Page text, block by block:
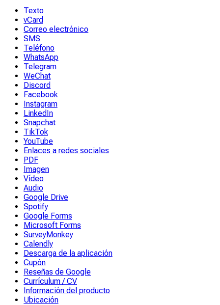
Texto
vCard
Correo electrónico
SMS
Teléfono
WhatsApp
Telegram
WeChat
Discord
Facebook
Instagram
LinkedIn
Snapchat
TikTok
YouTube
Enlaces a redes sociales
PDF
Imagen
Vídeo
Audio
Google Drive
Spotify
Google Forms
Microsoft Forms
SurveyMonkey
Calendly
Descarga de la aplicación
Cupón
Reseñas de Google
Currículum / CV
Información del producto
Ubicación